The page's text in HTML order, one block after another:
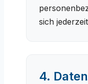
sich
4.